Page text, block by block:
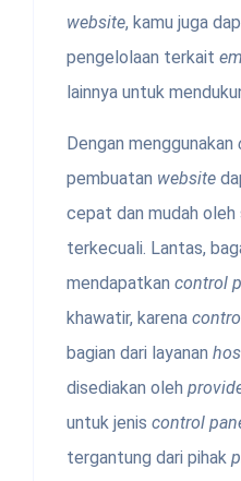
website, kamu juga
pengelolaan terkait
lainnya untuk
Dengan menggunakan
pembuatan website
cepat dan mudah oleh
terkecuali. Lantas,
mendapatkan control
khawatir, karena
bagian dari layanan
disediakan oleh
untuk jenis control
tergantung dari pihak